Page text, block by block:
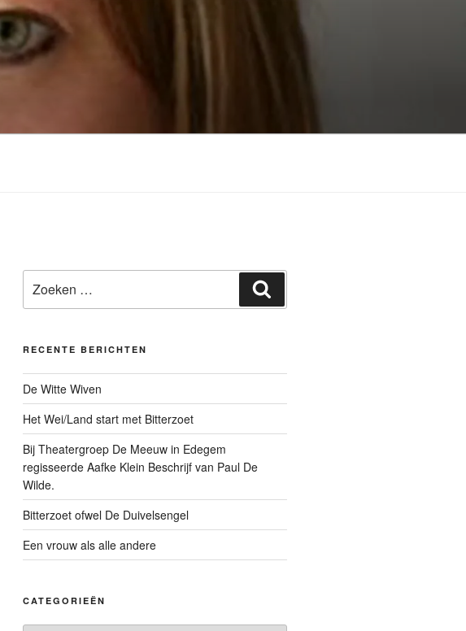
naar:
RECENTE BERICHTEN
De Witte Wiven
Het Wei/Land start met Bitterzoet
Bij Theatergroep De Meeuw in Edegem
regisseerde Aafke Klein Beschrijf van Paul De
Wilde.
Bitterzoet ofwel De Duivelsengel
Een vrouw als alle andere
CATEGORIEËN